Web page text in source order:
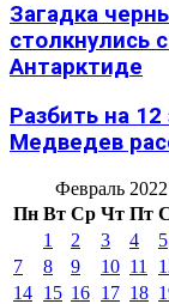
Загадка
столкнулись
Антарктиде
Разбить на 12
Медведев
Февраль 2022
Пн Вт Ср Чт Пт
1
2 3 4 5
7
8 9 10 11
14 15 16 17 18